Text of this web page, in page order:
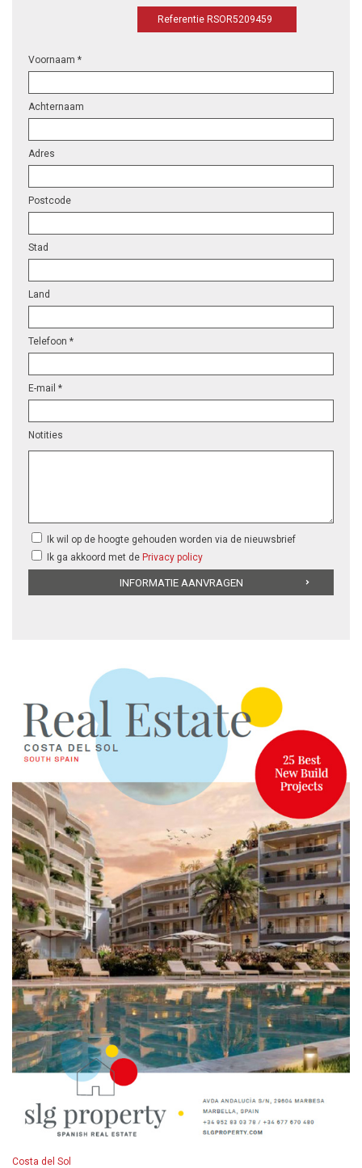
Referentie RSOR5209459
Voornaam *
Achternaam
Adres
Postcode
Stad
Land
Telefoon *
E-mail *
Notities
Ik wil op de hoogte gehouden worden via de nieuwsbrief
Ik ga akkoord met de Privacy policy
Costa del Sol